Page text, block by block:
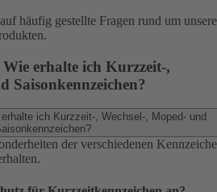
häufig gestellte Fragen rund um unsere
erhalte ich Kurzzeit-,
Saisonkennzeichen?
ich Kurzzeit-, Wechsel-, Moped- und
der verschiedenen